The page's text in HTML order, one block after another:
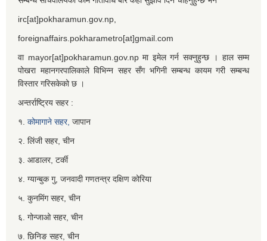
irc[at]pokharamun.gov.np,
foreignaffairs.pokharametro[at]gmail.com
वा mayor[at]pokharamun.gov.np मा इमेल गर्न सक्नुहुन्छ । हाल सम्म
पोखरा महानगरपालिकाले विभिन्न सहर सँग भगिनी सम्बन्ध कायम गरी सम्बन्ध
विस्तार गरिसकेको छ ।
अन्तर्राष्ट्रिय सहर :
१. कोमागाने सहर, जापान
२. लिंजी सहर, चीन
३. आडालर, टर्की
४. ग्यान्बुक गु, जनवादी गणतन्त्र दक्षिण कोरिया
५. कुनमिंग सहर, चीन
६. गोन्जाओ सहर, चीन
७. छिनिङ सहर, चीन